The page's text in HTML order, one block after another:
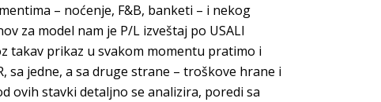
– noćenje, F&B, banketi – i nekog
za model nam je P/L izveštaj po USALI
takav prikaz u svakom momentu pratimo i
sa jedne, a sa druge strane – troškove hrane i
ovih stavki detaljno se analizira, poredi sa